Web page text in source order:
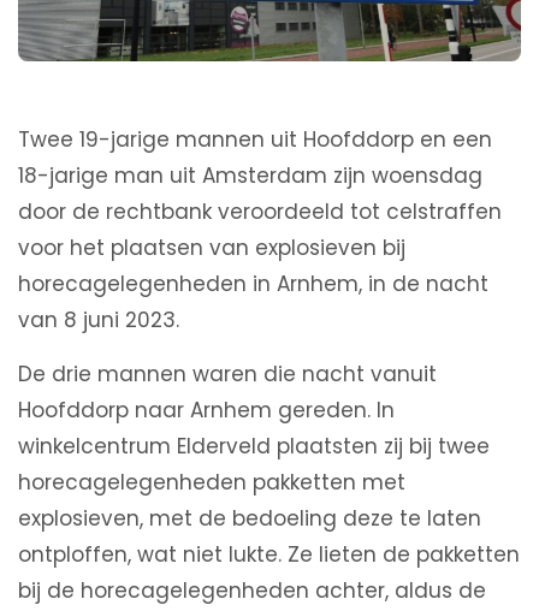
Twee 19-jarige mannen uit Hoofddorp en een
18-jarige man uit Amsterdam zijn woensdag
door de rechtbank veroordeeld tot celstraffen
voor het plaatsen van explosieven bij
horecagelegenheden in Arnhem, in de nacht
van 8 juni 2023.
De drie mannen waren die nacht vanuit
Hoofddorp naar Arnhem gereden. In
winkelcentrum Elderveld plaatsten zij bij twee
horecagelegenheden pakketten met
explosieven, met de bedoeling deze te laten
ontploffen, wat niet lukte. Ze lieten de pakketten
bij de horecagelegenheden achter, aldus de